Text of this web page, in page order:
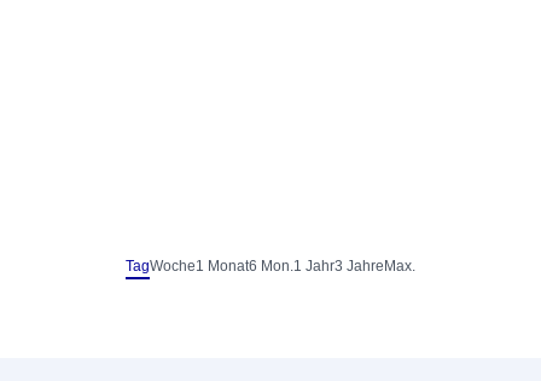
TagWoche1 Monat6 Mon.1 Jahr3 Jahre Max.